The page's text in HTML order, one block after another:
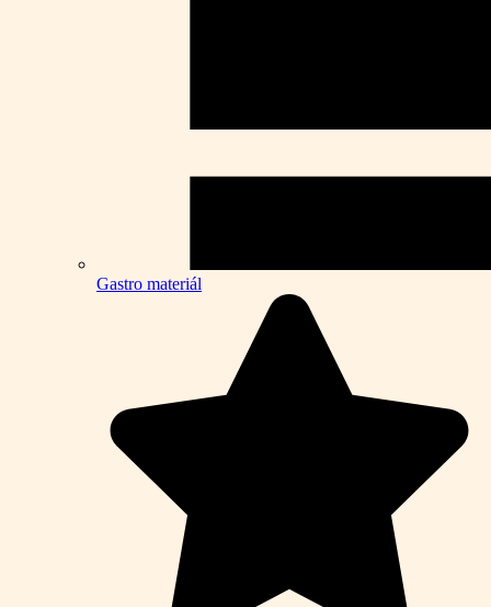
Gastro materiál